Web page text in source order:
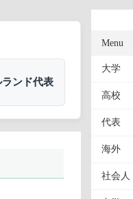
ランド代表
Menu
大学
高校
代表
海外
社会人